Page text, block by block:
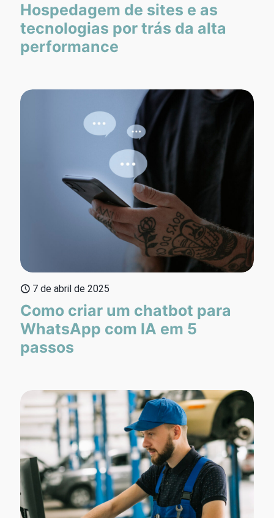
Hospedagem de sites e as
tecnologias por trás da alta
performance
7 de abril de 2025
Como criar um chatbot para
WhatsApp com IA em 5
passos